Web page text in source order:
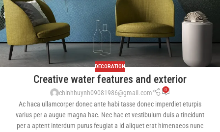
DECORATION
Creative water features and exterior
chinhhuynh09081986@gmail.com 0
Ac haca ullamcorper donec ante habi tasse donec imperdiet eturpis
varius per a augue magna hac. Nec hac et vestibulum duis a tincidunt
per a aptent interdum purus feugiat a id aliquet erat himenaeos nunc